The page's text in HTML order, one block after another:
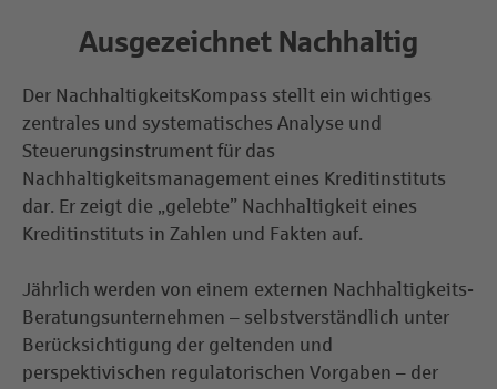
Ausgezeichnet Nachhaltig
Der NachhaltigkeitsKompass stellt ein wichtiges
zentrales und systematisches Analyse und
Steuerungsinstrument für das
Nachhaltigkeitsmanagement eines Kreditinstituts
dar. Er zeigt die „gelebte” Nachhaltigkeit eines
Kreditinstituts in Zahlen und Fakten auf.
Jährlich werden von einem externen Nachhaltigkeits-
Beratungsunternehmen – selbstverständlich unter
Berücksichtigung der geltenden und
perspektivischen regulatorischen Vorgaben – der